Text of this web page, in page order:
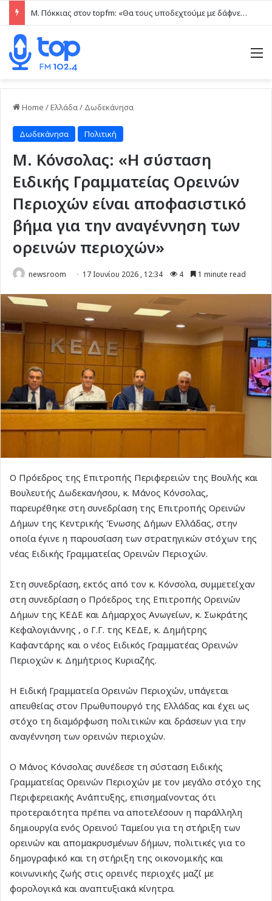
Μ. Πόκκιας στον topfm: «Θα τους υποδεχτούμε με δάφνες και πικροδάφνες» –Η ειρωνική “υποδοχή” στον υβριδικό σταθμό (ηχητικό)
Home /Ελλάδα/ Δωδεκάνησα
Δωδεκάνησα Πολιτική
Μ. Κόνσολας: «Η σύσταση
Ειδικής Γραμματείας Ορεινών
Περιοχών είναι αποφασιστικό
βήμα για την αναγέννηση των
ορεινών περιοχών»
newsroom 17 Ιουνίου 2026 , 12:34 4 1 minute read
Ο Πρόεδρος της Επιτροπής Περιφερειών της Βουλής και
Βουλευτής Δωδεκανήσου, κ. Μάνος Κόνσολας,
παρευρέθηκε στη συνεδρίαση της Επιτροπής Ορεινών
Δήμων της Κεντρικής Ένωσης Δήμων Ελλάδας, στην
οποία έγινε η παρουσίαση των στρατηγικών στόχων της
νέας Ειδικής Γραμματείας Ορεινών Περιοχών.
Στη συνεδρίαση, εκτός από τον κ. Κόνσολα, συμμετείχαν
στη συνεδρίαση ο Πρόεδρος της Επιτροπής Ορεινών
Δήμων της ΚΕΔΕ και Δήμαρχος Ανωγείων, κ. Σωκράτης
Κεφαλογιάννης , ο Γ.Γ. της ΚΕΔΕ, κ. Δημήτρης
Καφαντάρης και ο νέος Ειδικός Γραμματέας Ορεινών
Περιοχών κ. Δημήτριος Κυριαζής.
Η Ειδική Γραμματεία Ορεινών Περιοχών, υπάγεται
απευθείας στον Πρωθυπουργό της Ελλάδας και έχει ως
στόχο τη διαμόρφωση πολιτικών και δράσεων για την
αναγέννηση των ορεινών περιοχών.
Ο Μάνος Κόνσολας συνέδεσε τη σύσταση Ειδικής
Γραμματείας Ορεινών Περιοχών με τον μεγάλο στόχο της
Περιφερειακής Ανάπτυξης, επισημαίνοντας ότι
προτεραιότητα πρέπει να αποτελέσουν η παράλληλη
δημιουργία ενός Ορεινού Ταμείου για τη στήριξη των
ορεινών και απομακρυσμένων δήμων, πολιτικές για το
δημογραφικό και τη στήριξη της οικονομικής και
κοινωνικής ζωής στις ορεινές περιοχές μαζί με
φορολογικά και αναπτυξιακά κίνητρα.